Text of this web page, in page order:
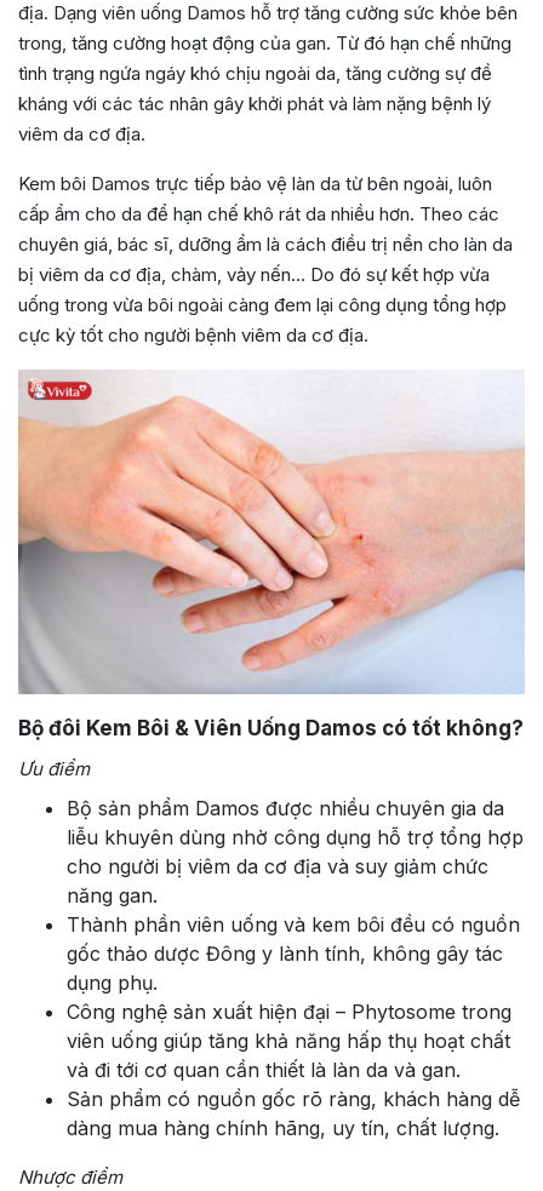
địa. Dạng viên uống Damos hỗ trợ tăng cường sức khỏe bên
trong, tăng cường hoạt động của gan. Từ đó hạn chế những
tình trạng ngứa ngáy khó chịu ngoài da, tăng cường sự đề
kháng với các tác nhân gây khởi phát và làm nặng bệnh lý
viêm da cơ địa.
Kem bôi Damos trực tiếp bảo vệ làn da từ bên ngoài, luôn
cấp ẩm cho da để hạn chế khô rát da nhiều hơn. Theo các
chuyên giá, bác sĩ, dưỡng ẩm là cách điều trị nền cho làn da
bị viêm da cơ địa, chàm, vảy nến… Do đó sự kết hợp vừa
uống trong vừa bôi ngoài càng đem lại công dụng tổng hợp
cực kỳ tốt cho người bệnh viêm da cơ địa.
Bộ đôi Kem Bôi & Viên Uống Damos có tốt không?
Ưu điểm
Bộ sản phẩm Damos được nhiều chuyên gia da
liễu khuyên dùng nhờ công dụng hỗ trợ tổng hợp
cho người bị viêm da cơ địa và suy giảm chức
năng gan.
Thành phần viên uống và kem bôi đều có nguồn
gốc thảo dược Đông y lành tính, không gây tác
dụng phụ.
Công nghệ sản xuất hiện đại – Phytosome trong
viên uống giúp tăng khả năng hấp thụ hoạt chất
và đi tới cơ quan cần thiết là làn da và gan.
Sản phẩm có nguồn gốc rõ ràng, khách hàng dễ
dàng mua hàng chính hãng, uy tín, chất lượng.
Nhược điểm